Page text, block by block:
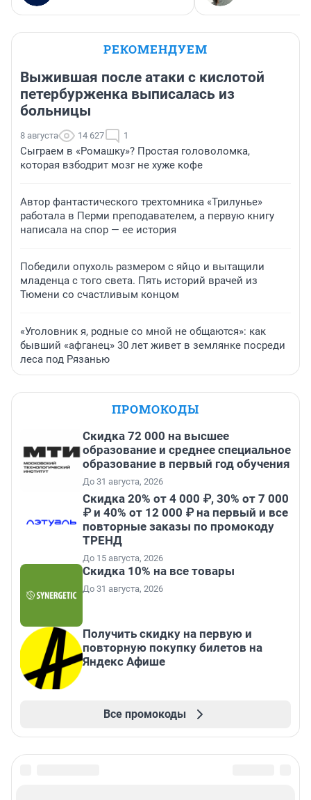
РЕКОМЕНДУЕМ
Выжившая после атаки с кислотой
петербурженка выписалась из
больницы
8 августа 14 627 1
Сыграем в «Ромашку»? Простая головоломка,
которая взбодрит мозг не хуже кофе
Автор фантастического трехтомника «Трилунье»
работала в Перми преподавателем, а первую книгу
написала на спор — ее история
Победили опухоль размером с яйцо и вытащили
младенца с того света. Пять историй врачей из
Тюмени со счастливым концом
«Уголовник я, родные со мной не общаются»: как
бывший «афганец» 30 лет живет в землянке посреди
леса под Рязанью
ПРОМОКОДЫ
Скидка 72 000 на высшее
образование и среднее специальное
образование в первый год обучения
До 31 августа, 2026
Скидка 20% от 4 000 ₽, 30% от 7 000
₽ и 40% от 12 000 ₽ на первый и все
повторные заказы по промокоду
ТРЕНД
До 15 августа, 2026
Скидка 10% на все товары
До 31 августа, 2026
Получить скидку на первую и
повторную покупку билетов на
Яндекс Афише
Все промокоды